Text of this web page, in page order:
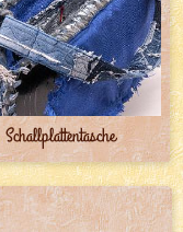
Schallplattentasche